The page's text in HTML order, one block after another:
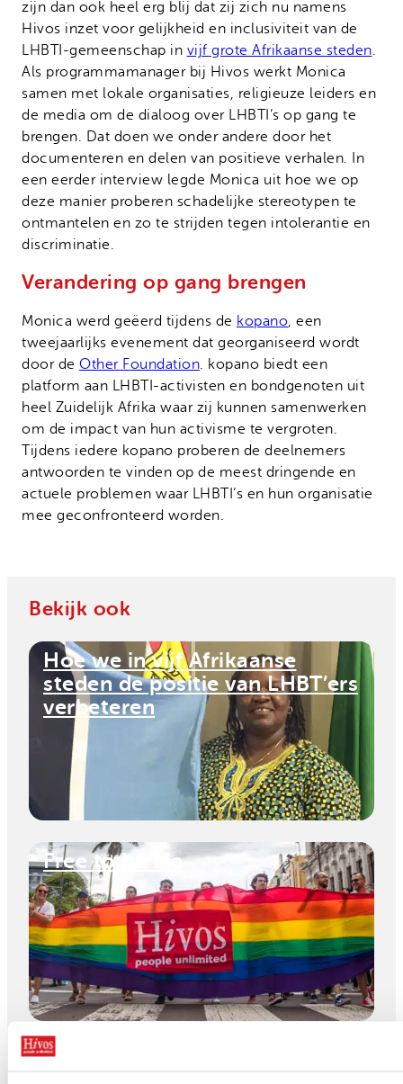
zijn dan ook heel erg blij dat zij zich nu namens
Hivos inzet voor gelijkheid en inclusiviteit van de
LHBTI-gemeenschap in vijf grote Afrikaanse steden.
Als programmamanager bij Hivos werkt Monica
samen met lokale organisaties, religieuze leiders en
de media om de dialoog over LHBTI’s op gang te
brengen. Dat doen we onder andere door het
documenteren en delen van positieve verhalen. In
een eerder interview legde Monica uit hoe we op
deze manier proberen schadelijke stereotypen te
ontmantelen en zo te strijden tegen intolerantie en
discriminatie.
Verandering op gang brengen
Monica werd geëerd tijdens de kopano, een
tweejaarlijks evenement dat georganiseerd wordt
door de Other Foundation. kopano biedt een
platform aan LHBTI-activisten en bondgenoten uit
heel Zuidelijk Afrika waar zij kunnen samenwerken
om de impact van hun activisme te vergroten.
Tijdens iedere kopano proberen de deelnemers
antwoorden te vinden op de meest dringende en
actuele problemen waar LHBTI’s en hun organisatie
mee geconfronteerd worden.
Bekijk ook
Hoe we in vijf Afrikaanse
steden de positie van LHBT’ers
verbeteren
Free to be Me
“Dit is wie ik ben en dat zal